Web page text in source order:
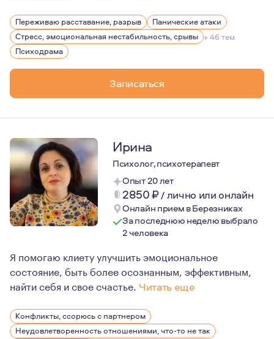
4года живу на Кипре знаю все о сложностях релокации.
Психотерапия для меня это инструмент,
Я не смогу вас научить жить, но я могу вам помочь
Переживаю расставание, разрыв
Панические атаки
Стресс, эмоциональная нестабильность, срывы + 46 тем
Психодрама
Записаться
Ирина
Психолог, психотерапевт
Опыт 20 лет
2850₽/лично или онлайн
Онлайн прием в Березниках
За последнюю неделю выбрало
2 человека
Я помогаю клиету улучшить эмоциональное
состояние, быть более осознанным, эффективным,
найти себя и свое счастье. Читать еще
Выбор быть психологом неслучайный. У меня всегда
Конфликты, ссорюсь с партнером
Неудовлетворенность отношениями, что-то не так